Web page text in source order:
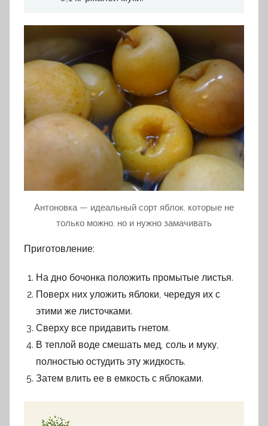
Антоновка — идеальный сорт яблок, которые не
только можно, но и нужно замачивать
Приготовление:
На дно бочонка положить промытые листья.
Поверх них уложить яблоки, чередуя их с
этими же листочками.
Сверху все придавить гнетом.
В теплой воде смешать мед, соль и муку,
полностью остудить эту жидкость.
Затем влить ее в емкость с яблоками.